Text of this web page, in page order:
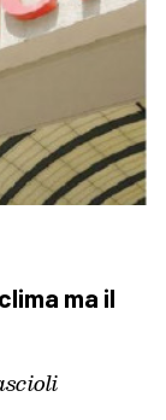
ma il